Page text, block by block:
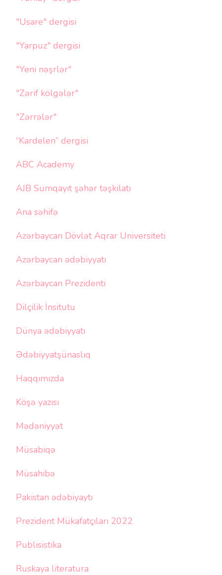
"Usare" dergisi
"Yarpuz" dergisi
"Yeni nəşrlər"
"Zərif kölgələr"
"Zərrələr"
“Kardelen” dergisi
ABC Academy
AJB Sumqayıt şəhər təşkilatı
Ana səhifə
Azərbaycan Dövlət Aqrar Universiteti
Azərbaycan ədəbiyyatı
Azərbaycan Prezidenti
Dilçilik İnsitutu
Dünya ədəbiyyatı
Ədəbiyyatşünaslıq
Haqqımızda
Köşə yazısı
Mədəniyyət
Müsabiqə
Müsahibə
Pakistan ədəbiyaytı
Prezident Mükafatçıları 2022
Publisistika
Ruskaya literatura